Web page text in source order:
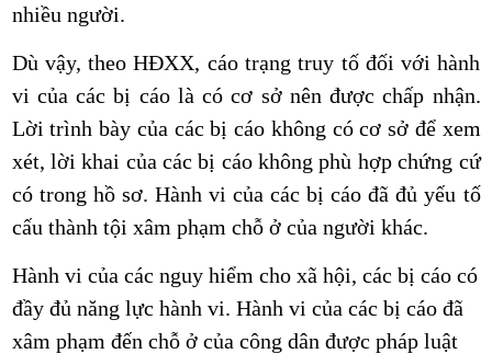
nhiều người.
Dù vậy, theo HĐXX, cáo trạng truy tố đối với hành
vi của các bị cáo là có cơ sở nên được chấp nhận.
Lời trình bày của các bị cáo không có cơ sở để xem
xét, lời khai của các bị cáo không phù hợp chứng cứ
có trong hồ sơ. Hành vi của các bị cáo đã đủ yếu tố
cấu thành tội xâm phạm chỗ ở của người khác.
Hành vi của các nguy hiểm cho xã hội, các bị cáo có
đầy đủ năng lực hành vi. Hành vi của các bị cáo đã
xâm phạm đến chỗ ở của công dân được pháp luật